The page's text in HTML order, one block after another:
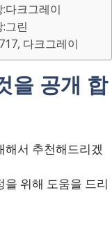
다크그레이
그린
다크그레이
을 공개 합
해서 추천해드리겠
위해 도움을 드리